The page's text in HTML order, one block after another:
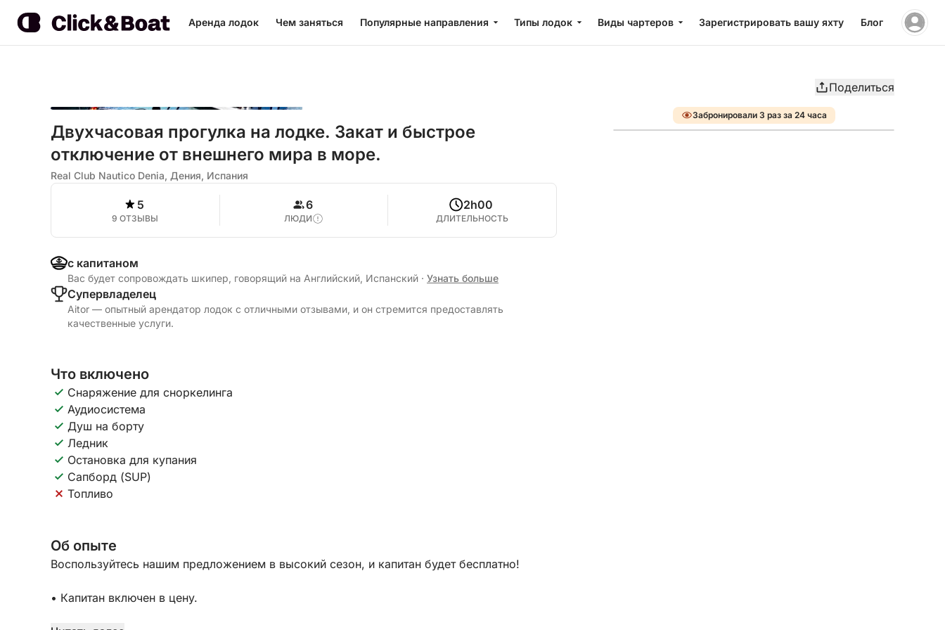
Аренда лодок Чем заняться Популярные направления Типы лодок Виды чартеров Зарегистрировать вашу яхту Блог
Поделиться
Двухчасовая прогулка на лодке. Закат и быстрое
отключение от внешнего мира в море.
Real Club Nautico Denia, Дения, Испания
5
9 ОТЗЫВЫ
6
ЛЮДИ
2h00
ДЛИТЕЛЬНОСТЬ
с капитаном
Вас будет сопровождать шкипер, говорящий на Английский, Испанский · Узнать больше
Cупервладелец
Aitor — опытный арендатор лодок с отличными отзывами, и он стремится предоставлять
качественные услуги.
Что включено
Снаряжение для сноркелинга
Аудиосистема
Душ на борту
Ледник
Остановка для купания
Сапборд (SUP)
Топливо
Об опыте
Воспользуйтесь нашим предложением в высокий сезон, и капитан будет бесплатно!
• Капитан включен в цену.
Забронировали 3 раз за 24 часа